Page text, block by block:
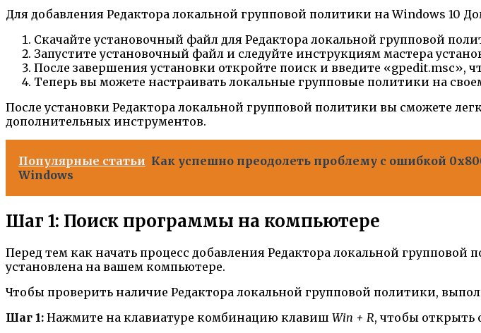
Для добавления Редактора локальной групповой политики на Windows 10
Скачайте установочный файл для Редактора локальной групповой
Запустите установочный файл и следуйте инструкциям мастера
После завершения установки откройте поиск и введите «gpedit.msc»,
Теперь вы можете настраивать локальные групповые политики на
После установки Редактора локальной групповой политики вы сможете
дополнительных инструментов.
Популярные статьи Как успешно преодолеть проблему с ошибкой
Windows
Шаг 1: Поиск программы на компьютере
Перед тем как начать процесс добавления Редактора локальной
установлена на вашем компьютере.
Чтобы проверить наличие Редактора локальной групповой политики,
Шаг 1: Нажмите на клавиатуре комбинацию клавиш Win + R, чтобы открыть